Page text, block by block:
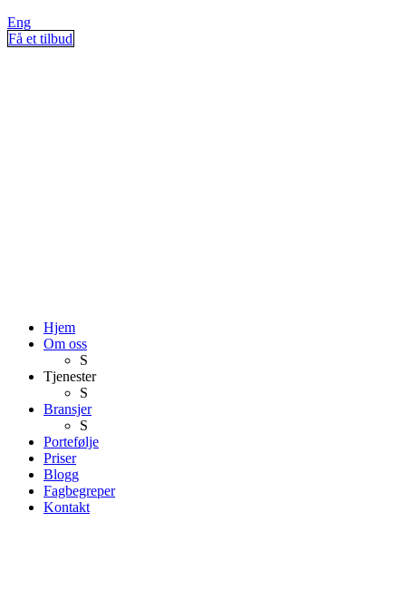
Eng
Få et tilbud
Hjem
Om oss
S
Tjenester
S
Bransjer
S
Portefølje
Priser
Blogg
Fagbegreper
Kontakt